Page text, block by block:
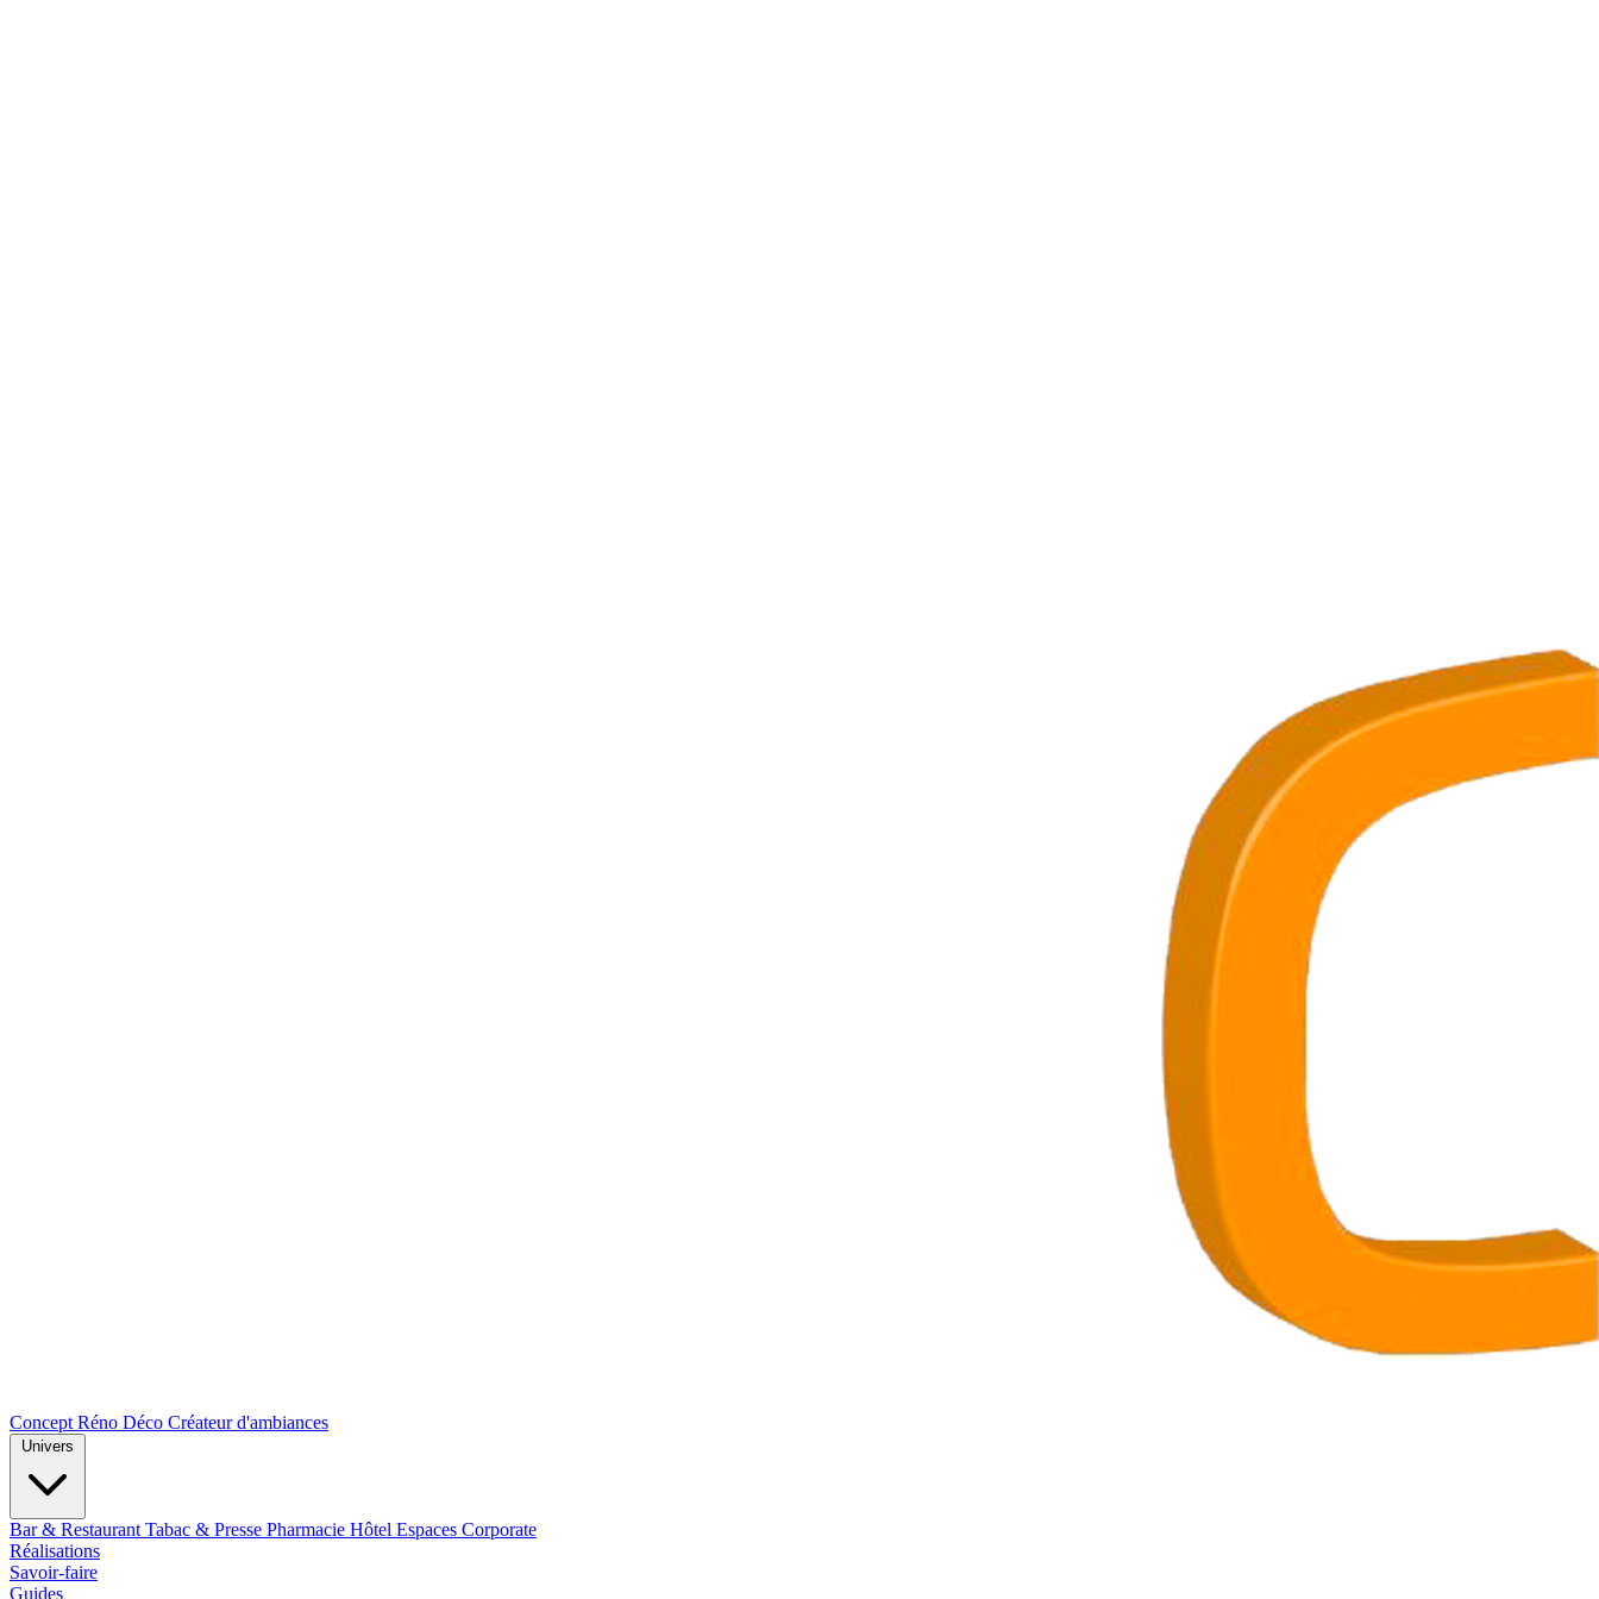
Concept Réno Déco Créateur d'ambiances
Bar & Restaurant Tabac & Presse Pharmacie Hôtel Espaces Corporate
Réalisations
Savoir-faire
Guides